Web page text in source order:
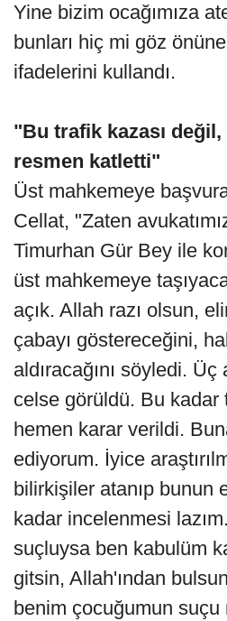
Yine bizim ocağımıza
bunları hiç mi göz
ifadelerini kullandı.
"Bu trafik kazası
resmen katletti"
Üst mahkemeye
Cellat, "Zaten
Timurhan Gür Bey ile
üst mahkemeye
açık. Allah razı olsun,
çabayı göstereceğini,
aldıracağını söyledi.
celse görüldü. Bu kadar
hemen karar verildi.
ediyorum. İyice
bilirkişiler atanıp bunun
kadar incelenmesi
suçluysa ben kabulüm
gitsin, Allah'ından
benim çocuğumun suçu